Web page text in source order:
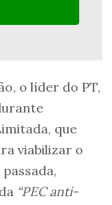
o líder do PT,
que
viabilizar o
“PEC anti-